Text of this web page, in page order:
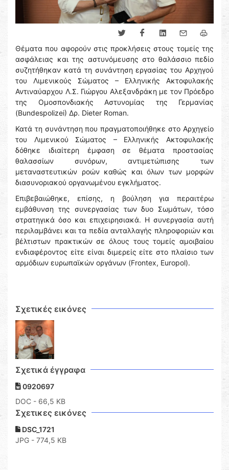
Θέματα που αφορούν στις προκλήσεις στους τομείς της
ασφάλειας και της αστυνόμευσης στο θαλάσσιο πεδίο
συζητήθηκαν κατά τη συνάντηση εργασίας του Αρχηγού
του Λιμενικούς Σώματος – Ελληνικής Ακτοφυλακής
Αντιναύαρχου Λ.Σ. Γιώργου Αλεξανδράκη με τον Πρόεδρο
της Ομοσπονδιακής Αστυνομίας της Γερμανίας
(Bundespolizei) Δρ. Dieter Roman.
Κατά τη συνάντηση που πραγματοποιήθηκε στο Αρχηγείο
του Λιμενικού Σώματος – Ελληνικής Ακτοφυλακής
δόθηκε ιδιαίτερη έμφαση σε θέματα προστασίας
θαλασσίων συνόρων, αντιμετώπισης των
μεταναστευτικών ροών καθώς και όλων των μορφών
διασυνοριακού οργανωμένου εγκλήματος.
Επιβεβαιώθηκε, επίσης, η βούληση για περαιτέρω
εμβάθυνση της συνεργασίας των δυο Σωμάτων, τόσο
στρατηγικά όσο και επιχειρησιακά. Η συνεργασία αυτή
περιλαμβάνει και τα πεδία ανταλλαγής πληροφοριών και
βέλτιστων πρακτικών σε όλους τους τομείς αμοιβαίου
ενδιαφέροντος είτε είναι διμερείς είτε στο πλαίσιο των
αρμόδιων ευρωπαϊκών οργάνων (Frontex, Europol).
Σχετικές εικόνες
Σχετικά έγγραφα
0920697
DOC - 66,5 KB
Σχετικες εικόνες
DSC_1721
JPG - 774,5 KB